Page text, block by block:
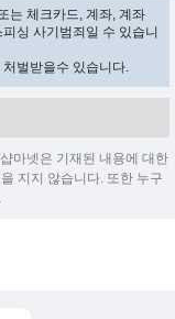
는 체크카드, 계좌, 계좌
싱 사기범죄일 수 있습니
벌받을수 있습니다.
마넷은 기재된 내용에 대한
지지 않습니다. 또한 누구